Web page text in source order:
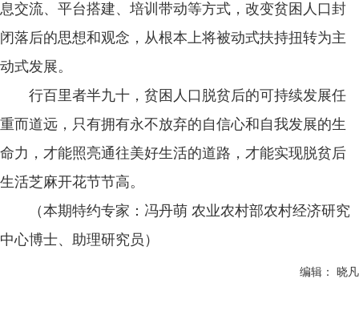
息交流、平台搭建、培训带动等方式，改变贫困人口封
闭落后的思想和观念，从根本上将被动式扶持扭转为主
动式发展。
行百里者半九十，贫困人口脱贫后的可持续发展任
重而道远，只有拥有永不放弃的自信心和自我发展的生
命力，才能照亮通往美好生活的道路，才能实现脱贫后
生活芝麻开花节节高。
（本期特约专家：冯丹萌 农业农村部农村经济研究
中心博士、助理研究员）
编辑： 晓凡